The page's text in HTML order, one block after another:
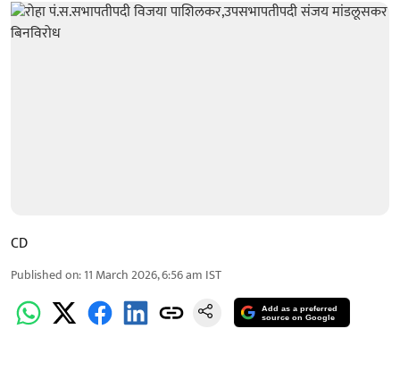
CD
Published on:11 March 2026, 6:56 am IST
Add as a preferred
source on Google